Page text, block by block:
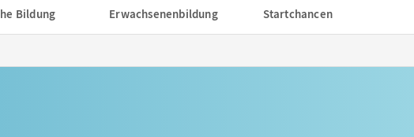
Bildung Erwachsenenbildung Startchancen